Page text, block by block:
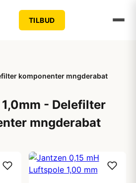
TILBUD
komponenter mngderabat
- Delefilter
mngderabat